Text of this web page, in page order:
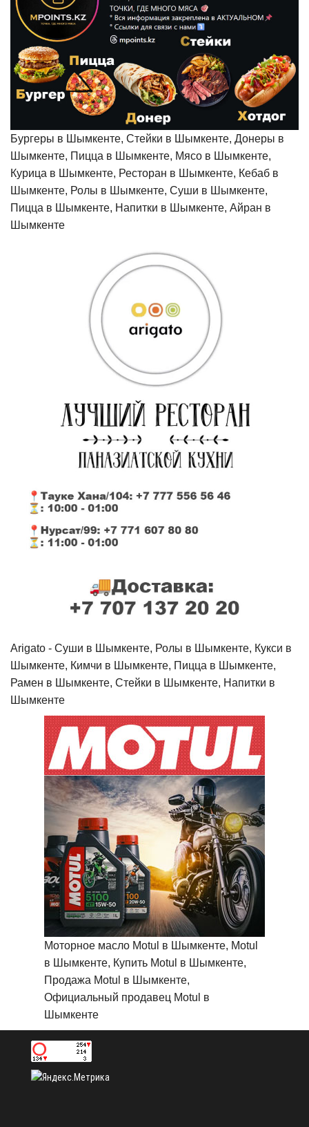
Бургеры в Шымкенте, Стейки в Шымкенте, Донеры в
Шымкенте, Пицца в Шымкенте, Мясо в Шымкенте,
Курица в Шымкенте, Ресторан в Шымкенте, Кебаб в
Шымкенте, Ролы в Шымкенте, Суши в Шымкенте,
Пицца в Шымкенте, Напитки в Шымкенте, Айран в
Шымкенте
Arigato - Cуши в Шымкенте, Ролы в Шымкенте, Кукси в
Шымкенте, Кимчи в Шымкенте, Пицца в Шымкенте,
Рамен в Шымкенте, Стейки в Шымкенте, Напитки в
Шымкенте
Моторное масло Motul в Шымкенте, Motul
в Шымкенте, Купить Motul в Шымкенте,
Продажа Motul в Шымкенте,
Официальный продавец Motul в
Шымкенте